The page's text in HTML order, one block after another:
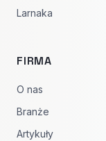
Larnaka
FIRMA
O nas
Branże
Artykuły